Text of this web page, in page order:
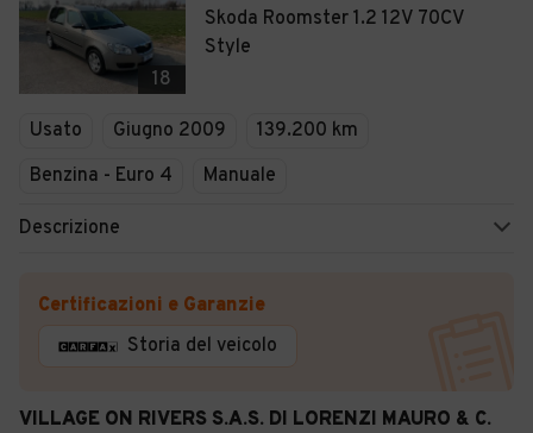
18
Skoda Roomster 1.2 12V 70CV
Style
Usato Giugno 2009
139.200 km
Benzina - Euro 4
Manuale
Descrizione
Certificazioni e Garanzie
Storia del veicolo
VILLAGE ON RIVERS S.A.S. DI LORENZI MAURO & C.